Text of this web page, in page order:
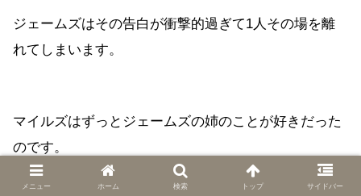
ジェームズはその告白が衝撃的過ぎて1人その場を離
れてしまいます。
マイルズはずっとジェームズの姉のことが好きだった
のです。
メニュー ホーム 検索 トップ サイドバー